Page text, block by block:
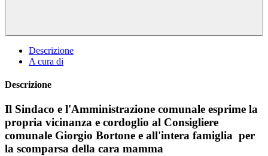
Descrizione
A cura di
Descrizione
Il Sindaco e l'Amministrazione comunale esprime la
propria vicinanza e cordoglio al Consigliere
comunale Giorgio Bortone e all'intera famiglia per
la scomparsa della cara mamma